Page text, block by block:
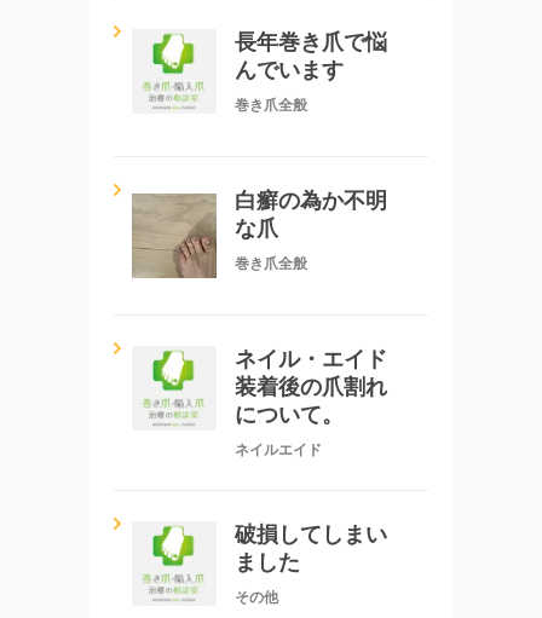
長年巻き爪で悩
んでいます
巻き爪全般
白癬の為か不明
な爪
巻き爪全般
ネイル・エイド
装着後の爪割れ
について。
ネイルエイド
破損してしまい
ました
その他